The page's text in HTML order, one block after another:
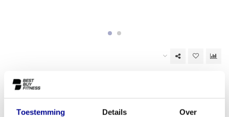
Toestemming Details Over